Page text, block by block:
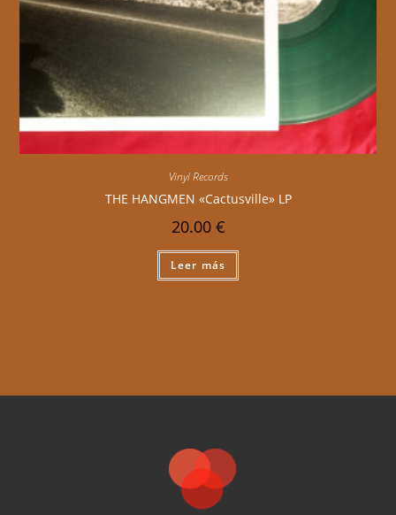
Vinyl Records
THE HANGMEN «Cactusville» LP
20.00 €
Leer más